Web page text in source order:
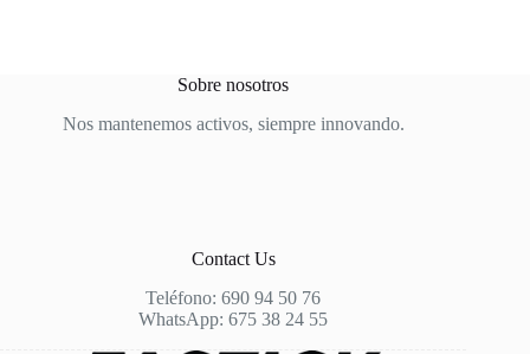
Sobre nosotros
Nos mantenemos activos, siempre innovando.
Contact Us
Teléfono: 690 94 50 76
WhatsApp: 675 38 24 55